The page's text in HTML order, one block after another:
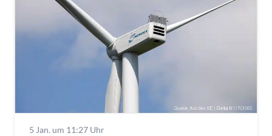
5 Jan. um 11:27 Uhr